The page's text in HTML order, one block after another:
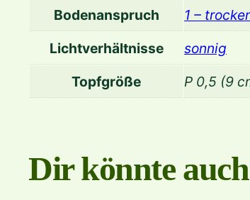
Bodenanspruch
1 –
Lichtverhältnisse
sonnig
Topfgröße
P 0,5 (9
Dir könnte